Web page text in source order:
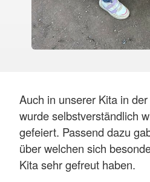
Auch in unserer Kita in
wurde selbstverständlich
gefeiert. Passend dazu
über welchen sich
Kita sehr gefreut haben.